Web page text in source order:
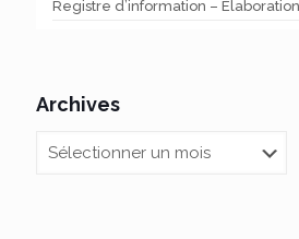
Registre d’information –
Archives
Archives